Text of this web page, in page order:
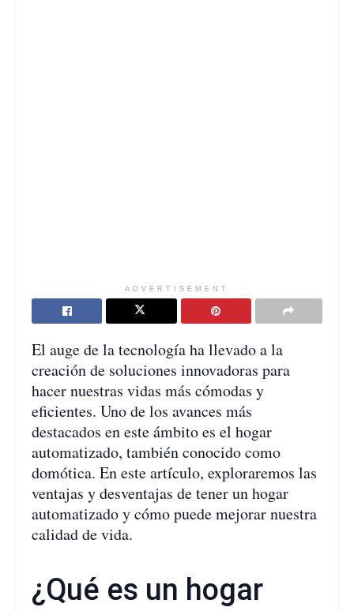
ADVERTISEMENT
El auge de la tecnología ha llevado a la
creación de soluciones innovadoras para
hacer nuestras vidas más cómodas y
eficientes. Uno de los avances más
destacados en este ámbito es el hogar
automatizado, también conocido como
domótica. En este artículo, exploraremos las
ventajas y desventajas de tener un hogar
automatizado y cómo puede mejorar nuestra
calidad de vida.
¿Qué es un hogar